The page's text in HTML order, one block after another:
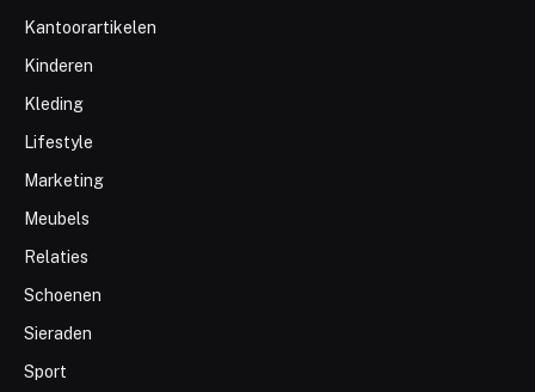
Kantoorartikelen
Kinderen
Kleding
Lifestyle
Marketing
Meubels
Relaties
Schoenen
Sieraden
Sport